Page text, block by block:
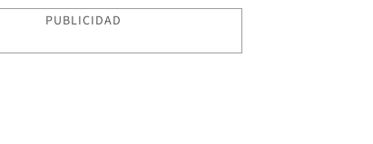
PUBLICIDAD